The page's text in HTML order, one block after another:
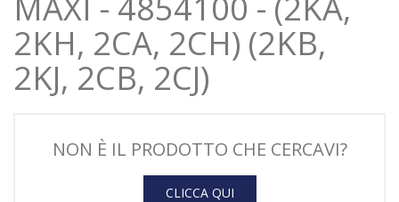
Registrazione garanzia
Azienda
News & Eventi
Area Clienti
2KH, 2CA, 2CH) (2KB,
2KJ, 2CB, 2CJ)
NON È IL PRODOTTO CHE CERCAVI?
CLICCA QUI